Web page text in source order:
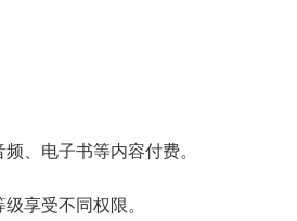
、电子书等内容付费。
享受不同权限。